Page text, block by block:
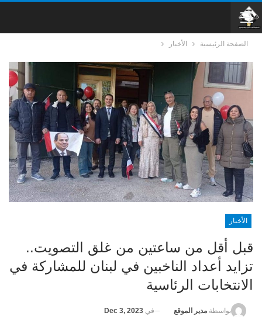
الصفحة الرئيسية الأخبار
الأخبار
قبل أقل من ساعتين من غلق التصويت..
تزايد أعداد الناخبين في لبنان للمشاركة في
الانتخابات الرئاسية
بواسطة مدير الموقع في Dec 3, 2023